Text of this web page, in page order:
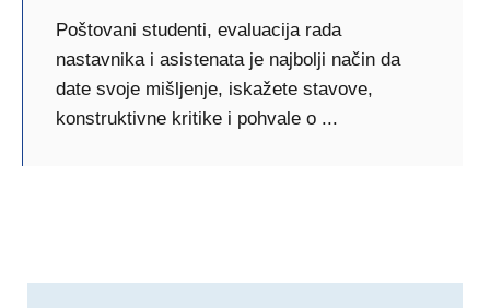
Poštovani studenti, evaluacija rada
nastavnika i asistenata je najbolji način da
date svoje mišljenje, iskažete stavove,
konstruktivne kritike i pohvale o